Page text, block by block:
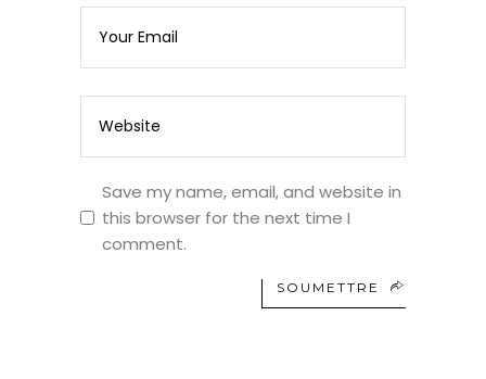
Save my name, email, and website in
this browser for the next time I
comment.
SOUMETTRE